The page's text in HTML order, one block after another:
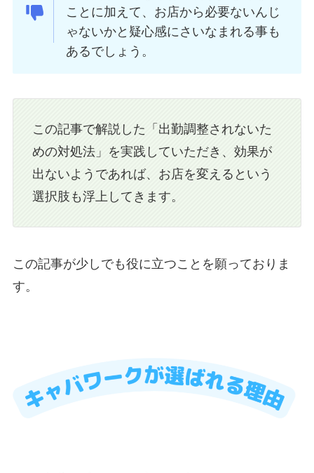
ことに加えて、お店から必要ないんじ
ゃないかと疑心感にさいなまれる事も
あるでしょう。
この記事で解説した「出勤調整されないた
めの対処法」を実践していただき、効果が
出ないようであれば、お店を変えるという
選択肢も浮上してきます。
この記事が少しでも役に立つことを願っておりま
す。